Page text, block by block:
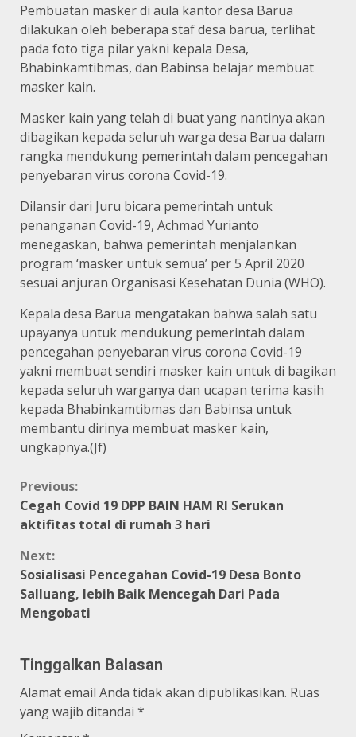
Pembuatan masker di aula kantor desa Barua
dilakukan oleh beberapa staf desa barua, terlihat
pada foto tiga pilar yakni kepala Desa,
Bhabinkamtibmas, dan Babinsa belajar membuat
masker kain.
Masker kain yang telah di buat yang nantinya akan
dibagikan kepada seluruh warga desa Barua dalam
rangka mendukung pemerintah dalam pencegahan
penyebaran virus corona Covid-19.
Dilansir dari Juru bicara pemerintah untuk
penanganan Covid-19, Achmad Yurianto
menegaskan, bahwa pemerintah menjalankan
program ‘masker untuk semua’ per 5 April 2020
sesuai anjuran Organisasi Kesehatan Dunia (WHO).
Kepala desa Barua mengatakan bahwa salah satu
upayanya untuk mendukung pemerintah dalam
pencegahan penyebaran virus corona Covid-19
yakni membuat sendiri masker kain untuk di bagikan
kepada seluruh warganya dan ucapan terima kasih
kepada Bhabinkamtibmas dan Babinsa untuk
membantu dirinya membuat masker kain,
ungkapnya.(Jf)
Continue
Reading
Previous:
Cegah Covid 19 DPP BAIN HAM RI Serukan
aktifitas total di rumah 3 hari
Next:
Sosialisasi Pencegahan Covid-19 Desa Bonto
Salluang, lebih Baik Mencegah Dari Pada
Mengobati
Tinggalkan Balasan
Alamat email Anda tidak akan dipublikasikan. Ruas
yang wajib ditandai *